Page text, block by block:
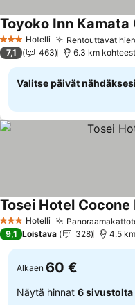
3 Tähtiluokitus
Hotelli Rentouttavat
Toyoko Inn Kamata
7,1 463 6.3 km
Valitse päivät
3 Tähtiluokitus
Hotelli
Tosei Hotel Cocone
9,1 Loistava 328 4.5
Alkaen 60 €
Näytä hinnat 6 sivustolta